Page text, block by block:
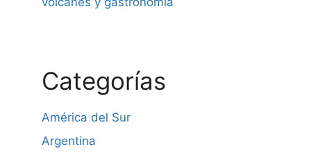
Categorías
América del Sur
Argentina